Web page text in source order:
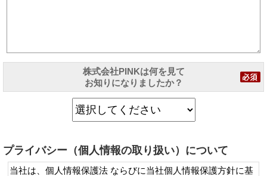
株式会社PINKは何を見て
お知りになりましたか？
プライバシー（個人情報の取り扱い）について